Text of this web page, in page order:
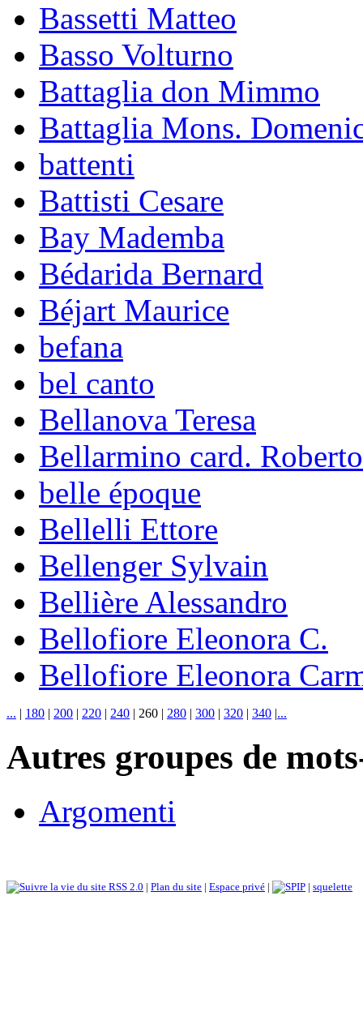
Bassetti Matteo
Basso Volturno
Battaglia don Mimmo
Battaglia Mons.
battenti
Battisti Cesare
Bay Mademba
Bédarida Bernard
Béjart Maurice
befana
bel canto
Bellanova Teresa
Bellarmino card. Roberto
belle époque
Bellelli Ettore
Bellenger Sylvain
Bellière Alessandro
Bellofiore Eleonora C.
Bellofiore Eleonora
... | 180 | 200 | 220 | 240 | 260 | 280 | 300 | 320 | 340 |...
Autres groupes de
Argomenti
RSS 2.0 | Plan du site | Espace privé | | squelette